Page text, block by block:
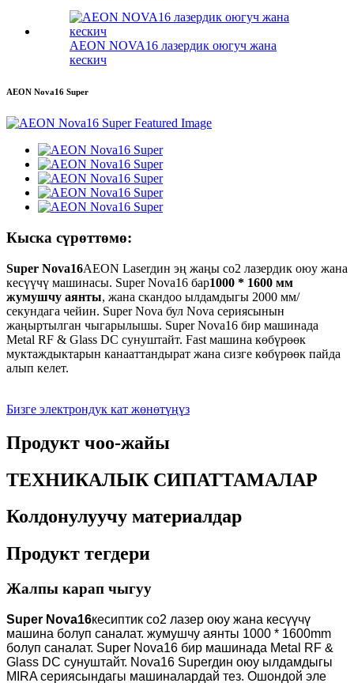
AEON NOVA16 лазердик оюгуч жана
кескич
AEON Nova16 Super
Кыска сүрөттөмө:
Super Nova16AEON Laserдин эң жаңы co2 лазердик оюу жана
кесүүчү машинасы. Super Nova16 бар1000 * 1600 мм
жумушчу аянты, жана скандоо ылдамдыгы 2000 мм/
секундага чейин. Super Nova бул Nova сериясынын
жаңыртылган чыгарылышы. Super Nova16 бир машинада
Metal RF & Glass DC сунуштайт. Fast машина көбүрөөк
муктаждыктарын канааттандырат жана сизге көбүрөөк пайда
алып келет.
Бизге электрондук кат жөнөтүңүз
Продукт чоо-жайы
ТЕХНИКАЛЫК СИПАТТАМАЛАР
Колдонулуучу материалдар
Продукт тегдери
Жалпы карап чыгуу
Super Nova16кесиптик co2 лазер оюу жана кесүүчү
машина болуп саналат. жумушчу аянты 1000 * 1600mm
болуп саналат. Super Nova16 бир машинада Metal RF &
Glass DC сунуштайт. Nova16 Superдин оюу ылдамдыгы
MIRA сериясындагы машиналардай тез. Ошондой эле